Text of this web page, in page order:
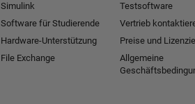
Simulink
Software für Studierende
Hardware-Unterstützung
File Exchange
Testsoftware
Vertrieb
Preise und
Allgemeine